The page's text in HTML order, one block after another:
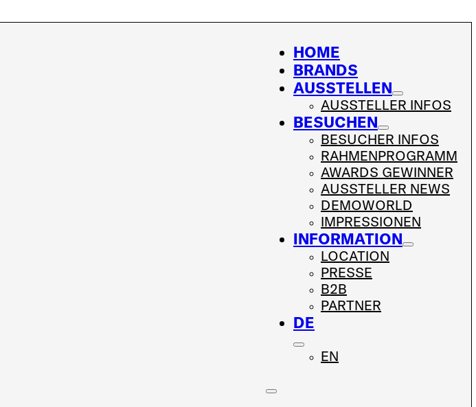
HOME
BRANDS
AUSSTELLEN
AUSSTELLER INFOS
BESUCHEN
BESUCHER INFOS
RAHMENPROGRAMM
AWARDS GEWINNER
AUSSTELLER NEWS
DEMOWORLD
IMPRESSIONEN
INFORMATION
LOCATION
PRESSE
B2B
PARTNER
DE
EN